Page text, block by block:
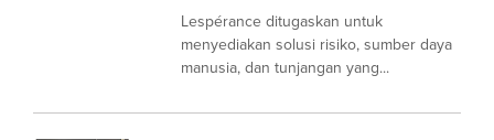
Lespérance ditugaskan untuk
menyediakan solusi risiko, sumber daya
manusia, dan tunjangan yang...